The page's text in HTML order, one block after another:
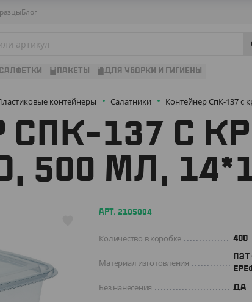
Блог
САЛФЕТКИ ПАКЕТЫ ДЛЯ УБОРКИ И ГИГИЕНЫ
контейнеры Салатники Контейнер СпК-137 с
СПК-137 С
500 МЛ,
АРТ. 2105004
Количество в коробке 400
Материал изготовления
Без нанесения ДА